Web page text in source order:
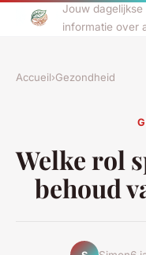
Jouw
informatie over
Accueil›Gezondheid
Welke rol
behoud